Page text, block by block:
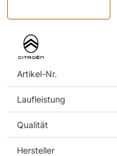
Artikel-Nr.
Laufleistung
Qualität
Hersteller